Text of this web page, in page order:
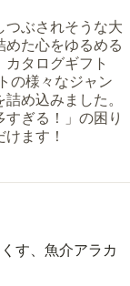
つぶされそうな大
めた心をゆるめる
タログギフト
の様々なジャン
め込みました。
ぎる！」の困り
ます！
す、魚介アラカ